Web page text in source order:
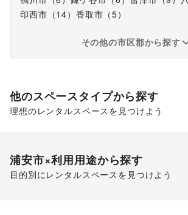
印西市 （14） 香取市 （5）
その他の市区郡から探す
他のスペースタイプから探す
理想のレンタルスペースを見つけよう
浦安市×利用用途から探す
目的別にレンタルスペースを見つけよう